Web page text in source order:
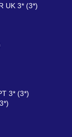
UK 3* (3*)
3* (3*)